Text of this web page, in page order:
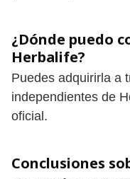
¿Dónde puedo
Herbalife?
Puedes adquirirla a
independientes de
oficial.
Conclusiones